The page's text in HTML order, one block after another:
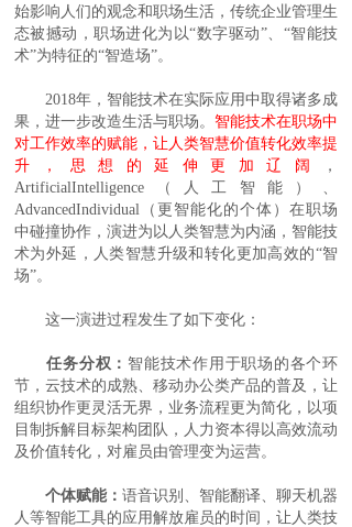
始影响人们的观念和职场生活，传统企业管理生
态被撼动，职场进化为以“数字驱动”、“智能技
术”为特征的“智造场”。
2018年，智能技术在实际应用中取得诸多成
果，进一步改造生活与职场。 智能技术在职场中
对工作效率的赋能，让人类智慧价值转化效率提
升，思想的延伸更加辽阔
，
ArtificialIntelligence（人工智能）、
AdvancedIndividual（更智能化的个体）在职场
中碰撞协作，演进为以人类智慧为内涵，智能技
术为外延，人类智慧升级和转化更加高效的“智
场”。
这一演进过程发生了如下变化：
任务分权： 智能技术作用于职场的各个环
节，云技术的成熟、移动办公类产品的普及，让
组织协作更灵活无界，业务流程更为简化，以项
目制拆解目标架构团队，人力资本得以高效流动
及价值转化，对雇员由管理变为运营。
个体赋能： 语音识别、智能翻译、聊天机器
人等智能工具的应用解放雇员的时间，让人类技